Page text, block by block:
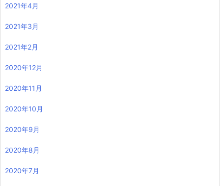
2021年4月
2021年3月
2021年2月
2020年12月
2020年11月
2020年10月
2020年9月
2020年8月
2020年7月